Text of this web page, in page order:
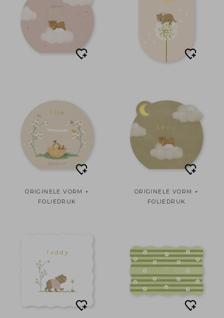
ORIGINELE VORM +
FOLIEDRUK
ORIGINELE VORM +
FOLIEDRUK